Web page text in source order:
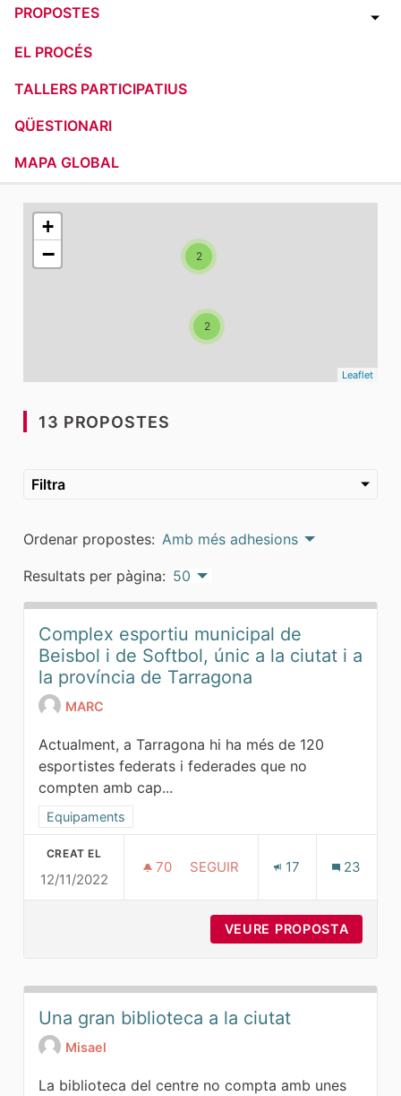
PROPOSTES
EL PROCÉS
TALLERS PARTICIPATIUS
QÜESTIONARI
MAPA GLOBAL
El següent element és un mapa que presenta els
2
2
+
−
Leaflet
13 PROPOSTES
Filtra
Ordenar propostes: Amb més adhesions
Resultats per pàgina: 50
Complex esportiu municipal de
Beisbol i de Softbol, únic a la ciutat i a
la província de Tarragona
MARC
Actualment, a Tarragona hi ha més de 120
esportistes federats i federades que no
compten amb cap...
Resultats al filtrar per la categoria: Equipaments
Equipaments
CREAT EL
12/11/2022
70 70 SEGUIDORES
SEGUIR 17 23
VEURE PROPOSTA
Una gran biblioteca a la ciutat
Misael
La biblioteca del centre no compta amb unes